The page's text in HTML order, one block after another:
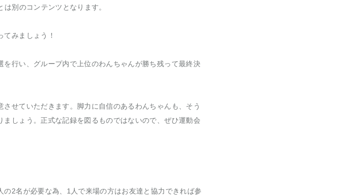
別のコンテンツとなります。
みましょう！
行い、グループ内で上位のわんちゃんが勝ち残って最終決
せていただきます。脚力に自信のあるわんちゃんも、そう
しょう。正式な記録を図るものではないので、ぜひ運動会
2名が必要な為、1人で来場の方はお友達と協力できれば参